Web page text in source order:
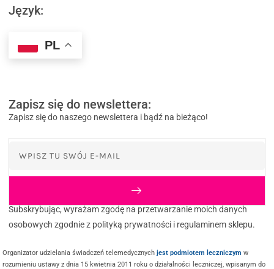
Język:
PL
Zapisz się do newslettera:
Zapisz się do naszego newslettera i bądź na bieżąco!
Subskrybując, wyrażam zgodę na przetwarzanie moich danych
osobowych zgodnie z polityką prywatności i regulaminem sklepu.
Organizator udzielania świadczeń telemedycznychjest podmiotem leczniczym w
rozumieniu ustawy z dnia 15 kwietnia 2011 roku o działalności leczniczej, wpisanym do